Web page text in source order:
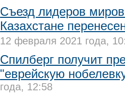
Съезд лидеров
Казахстане
12 февраля 2021 года,
Спилберг получит
"еврейскую
года, 12:58